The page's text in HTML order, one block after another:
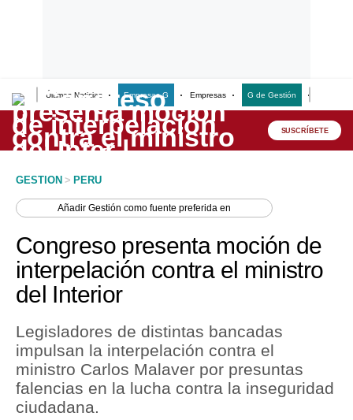
Últimas Noticias Empresas G Empresas G de Gestión
Lo último
Peru Quiosco
Economía
Mercados
Política
Tu Dinero
Finanzas Personales
SUSCRÍBETE
GESTION > PERU
AñadirGestión como fuente preferida en
Congreso presenta moción de
interpelación contra el ministro
del Interior
Legisladores de distintas bancadas
impulsan la interpelación contra el
ministro Carlos Malaver por presuntas
falencias en la lucha contra la inseguridad
ciudadana.